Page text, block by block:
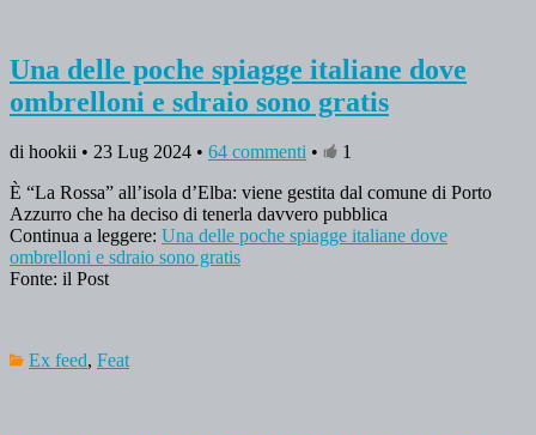
Una delle poche spiagge italiane dove
ombrelloni e sdraio sono gratis
di hookii • 23 Lug 2024 • 64 commenti •
1
È “La Rossa” all’isola d’Elba: viene gestita dal comune di Porto
Azzurro che ha deciso di tenerla davvero pubblica
Continua a leggere: Una delle poche spiagge italiane dove
ombrelloni e sdraio sono gratis
Fonte: il Post
Ex feed, Feat